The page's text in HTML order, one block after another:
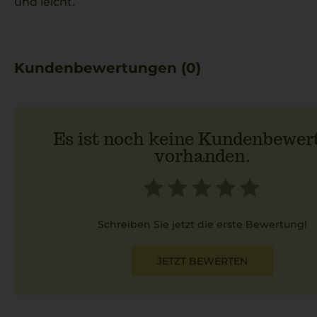
Kundenbewertungen (0)
Es ist noch keine
vorhanden.
Schreiben Sie jetzt die erste Bewertung!
JETZT BEWERTEN